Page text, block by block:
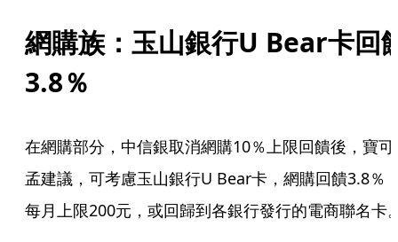
網購族：玉山銀行U Bear卡回
3.8％
在網購部分，中信銀取消網購10％上限回饋後，寶可
孟建議，可考慮玉山銀行U Bear卡，網購回饋3.8％
每月上限200元，或回歸到各銀行發行的電商聯名卡